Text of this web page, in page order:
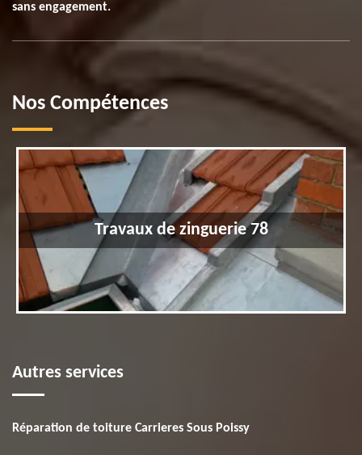
sans engagement.
Nos Compétences
Travaux de zinguerie 78
Autres services
Réparation de toiture Carrieres Sous Poissy